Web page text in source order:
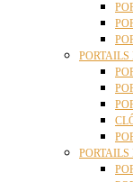
PORTAILS
PORTAILS